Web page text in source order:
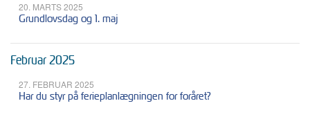
20. MARTS 2025
Grundlovsdag og 1. maj
Februar 2025
27. FEBRUAR 2025
Har du styr på ferieplanlægningen for foråret?